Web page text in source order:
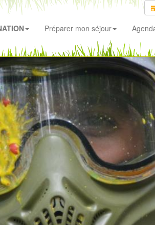
Préparer mon séjour